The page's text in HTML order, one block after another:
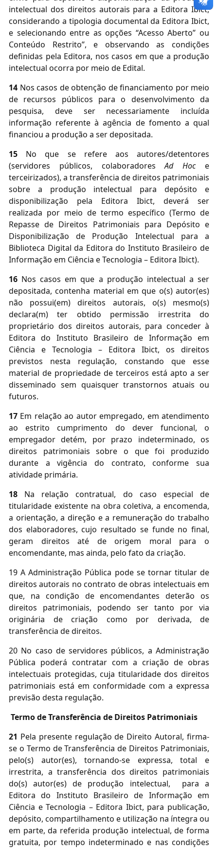
intelectual dos direitos autorais para a Editora Ibict,
considerando a tipologia documental da Editora Ibict,
e selecionando entre as opções “Acesso Aberto” ou
Conteúdo Restrito”, e observando as condições
definidas pela Editora, nos casos em que a produção
intelectual ocorra por meio de Edital.
14 Nos casos de obtenção de financiamento por meio
de recursos públicos para o desenvolvimento da
pesquisa, deve ser necessariamente incluída
informação referente à agência de fomento a qual
financiou a produção a ser depositada.
15 No que se refere aos autores/detentores
(servidores públicos, colaboradoresAd Hoce
terceirizados), a transferência de direitos patrimoniais
sobre a produção intelectual para depósito e
disponibilização pela Editora Ibict, deverá ser
realizada por meio de termo específico (Termo de
Repasse de Direitos Patrimoniais para Depósito e
Disponibilização de Produção Intelectual para a
Biblioteca Digital da Editora do Instituto Brasileiro de
Informação em Ciência e Tecnologia – Editora Ibict).
16 Nos casos em que a produção intelectual a ser
depositada, contenha material em que o(s) autor(es)
não possui(em) direitos autorais, o(s) mesmo(s)
declara(m) ter obtido permissão irrestrita do
proprietário dos direitos autorais, para conceder à
Editora do Instituto Brasileiro de Informação em
Ciência e Tecnologia – Editora Ibict, os direitos
previstos nesta regulação, constando que esse
material de propriedade de terceiros está apto a ser
disseminado sem quaisquer transtornos atuais ou
futuros.
17 Em relação ao autor empregado, em atendimento
ao estrito cumprimento do dever funcional, o
empregador detém, por prazo indeterminado, os
direitos patrimoniais sobre o que foi produzido
durante a vigência do contrato, conforme sua
atividade primária.
18 Na relação contratual, do caso especial de
titularidade existente na obra coletiva, a encomenda,
a orientação, a direção e a remuneração do trabalho
dos elaboradores, cujo resultado se funde no final,
geram direitos até de origem moral para o
encomendante, mas ainda, pelo fato da criação.
19 A Administração Pública pode se tornar titular de
direitos autorais no contrato de obras intelectuais em
que, na condição de encomendantes deterão os
direitos patrimoniais, podendo ser tanto por via
originária de criação como por derivada, de
transferência de direitos.
20 No caso de servidores públicos, a Administração
Pública poderá contratar com a criação de obras
intelectuais protegidas, cuja titularidade dos direitos
patrimoniais está em conformidade com a expressa
previsão desta regulação.
Termo de Transferência de Direitos Patrimoniais
21 Pela presente regulação de Direito Autoral, firma-
se o Termo de Transferência de Direitos Patrimoniais,
pelo(s) autor(es), tornando-se expressa, total e
irrestrita, a transferência dos direitos patrimoniais
do(s) autor(es) de produção intelectual, para a
Editora do Instituto Brasileiro de Informação em
Ciência e Tecnologia – Editora Ibict, para publicação,
depósito, compartilhamento e utilização na íntegra ou
em parte, da referida produção intelectual, de forma
gratuita, por tempo indeterminado e nas condições